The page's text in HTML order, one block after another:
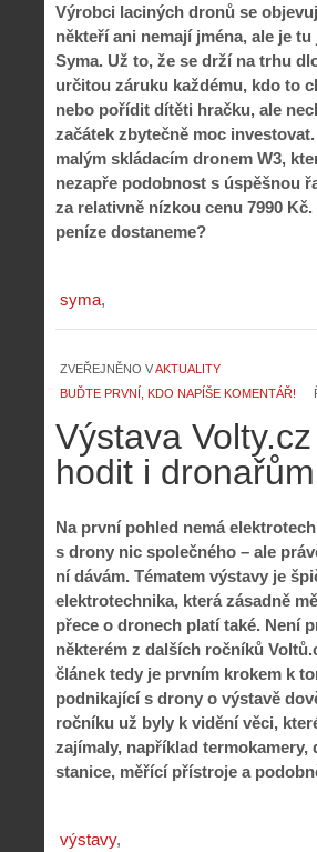
Výrobci laciných dronů se
někteří ani nemají jména, ale je
Syma. Už to, že se drží na trhu
určitou záruku každému, kdo to
nebo pořídit dítěti hračku, ale
začátek zbytečně moc
malým skládacím dronem W3,
nezapře podobnost s úspěšnou
za relativně nízkou cenu 7990
peníze dostaneme?
syma
ZVEŘEJNĚNO VAKTUALITY
BUĎTE PRVNÍ, KDO NAPÍŠE KOMENTÁŘ!
Výstava
hodit i dronařům
Na první pohled nemá
s drony nic společného – ale
ní dávám. Tématem výstavy je
elektrotechnika, která zásadně
přece o dronech platí také. Není
některém z dalších ročníků
článek tedy je prvním krokem k
podnikající s drony o výstavě
ročníku už byly k vidění věci,
zajímaly, například termokamery,
stanice, měřící přístroje a
výstavy